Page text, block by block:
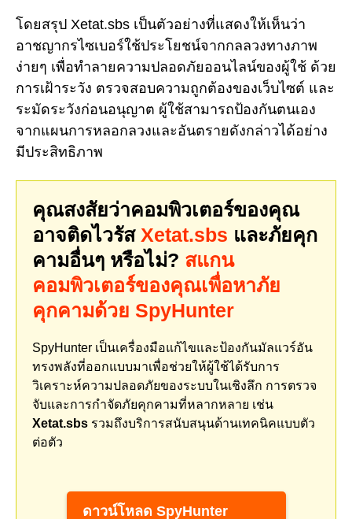
โดยสรุป Xetat.sbs เป็นตัวอย่างที่แสดงให้เห็นว่า
อาชญากรไซเบอร์ใช้ประโยชน์จากกลลวงทางภาพ
ง่ายๆ เพื่อทำลายความปลอดภัยออนไลน์ของผู้ใช้ ด้วย
การเฝ้าระวัง ตรวจสอบความถูกต้องของเว็บไซต์ และ
ระมัดระวังก่อนอนุญาต ผู้ใช้สามารถป้องกันตนเอง
จากแผนการหลอกลวงและอันตรายดังกล่าวได้อย่าง
มีประสิทธิภาพ
คุณสงสัยว่าคอมพิวเตอร์ของคุณ
อาจติดไวรัส Xetat.sbs และภัยคุก
คามอื่นๆ หรือไม่? สแกน
คอมพิวเตอร์ของคุณเพื่อหาภัย
คุกคามด้วย SpyHunter
SpyHunter เป็นเครื่องมือแก้ไขและป้องกันมัลแวร์อัน
ทรงพลังที่ออกแบบมาเพื่อช่วยให้ผู้ใช้ได้รับการ
วิเคราะห์ความปลอดภัยของระบบในเชิงลึก การตรวจ
จับและการกำจัดภัยคุกคามที่หลากหลาย เช่น
Xetat.sbs รวมถึงบริการสนับสนุนด้านเทคนิคแบบตัว
ต่อตัว
ดาวน์โหลด SpyHunter